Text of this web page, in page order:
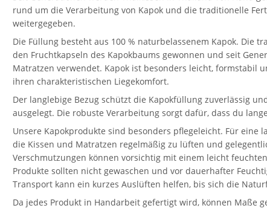
rund um die Verarbeitung von Kapok und die traditionelle
weitergegeben.
Die Füllung besteht aus 100 % naturbelassenem Kapok. Die
den Fruchtkapseln des Kapokbaums gewonnen und seit
Matratzen verwendet. Kapok ist besonders leicht, formstabil
ihren charakteristischen Liegekomfort.
Der langlebige Bezug schützt die Kapokfüllung zuverlässig
ausgelegt. Die robuste Verarbeitung sorgt dafür, dass du
Unsere Kapokprodukte sind besonders pflegeleicht. Für eine
die Kissen und Matratzen regelmäßig zu lüften und
Verschmutzungen können vorsichtig mit einem leicht
Produkte sollten nicht gewaschen und vor dauerhafter
Transport kann ein kurzes Auslüften helfen, bis sich die
Da jedes Produkt in Handarbeit gefertigt wird, können Maße